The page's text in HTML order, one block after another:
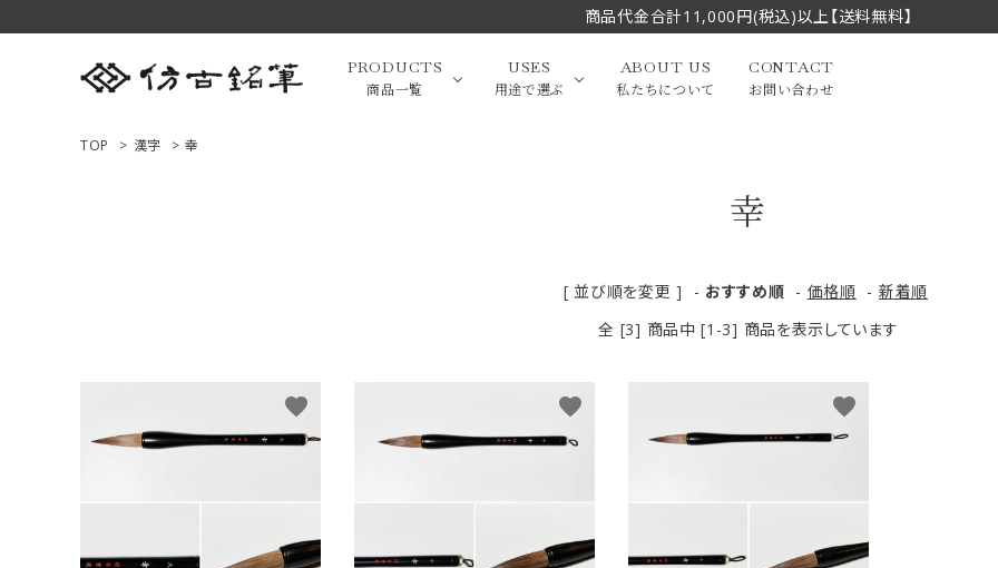
商品代金合計11,000円(税込)以上【送料無料】
PRODUCTS
商品一覧
大中筆（半切・条幅以
小筆
限定品・セット品
オプション・その他
USES
用途で選ぶ
写経・御朱印 画筆・絵てがみ
贈り物（限定セット） 洗浄剤・その他
ABOUT US
私たちについて
CONTACT
お問い合わせ
商品一覧
用途で選ぶ
ご利用ガイド
TOP > 漢字 > 幸
幸
[ 並び順を変更 ] - おすすめ順 - 価格順 - 新着順
全 [3] 商品中 [1-3] 商品を表示しています
favorite favorite favorite